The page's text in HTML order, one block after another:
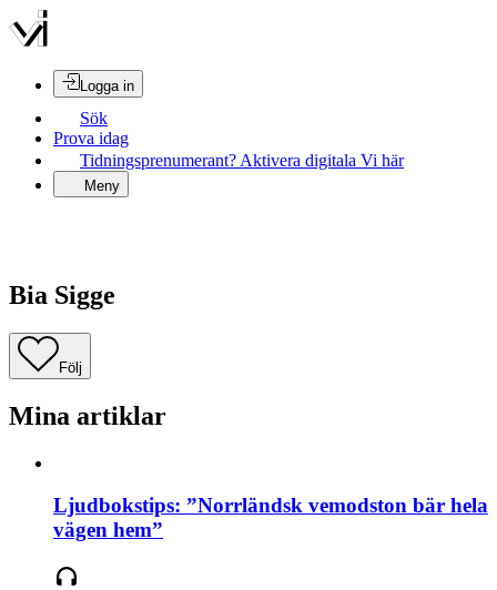
Logga in
Sök
Prova idag
Tidningsprenumerant? Aktivera digitala Vi här
Meny
Bia Sigge
Följ
Mina artiklar
Ljudbokstips: ”Norrländsk vemodston bär hela
vägen hem”